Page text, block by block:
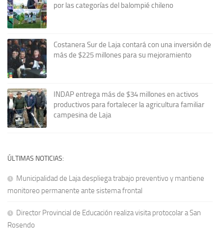
por las categorías del balompié chileno
Costanera Sur de Laja contará con una inversión de
más de $225 millones para su mejoramiento
INDAP entrega más de $34 millones en activos
productivos para fortalecer la agricultura familiar
campesina de Laja
ÚLTIMAS NOTICIAS:
Municipalidad de Laja despliega trabajo preventivo y mantiene
monitoreo permanente ante sistema frontal
Director Provincial de Educación realiza visita protocolar a San
Rosendo